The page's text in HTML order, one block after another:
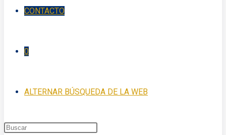
CONTACTO
0
ALTERNAR BÚSQUEDA DE LA WEB